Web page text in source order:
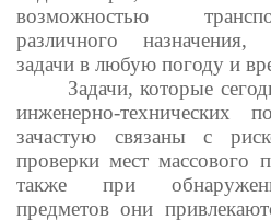
возможностью
различного назначения,
задачи в любую погоду и
Задачи, которые
инженерно-технических
зачастую связаны с
проверки мест массового
также при
предметов они